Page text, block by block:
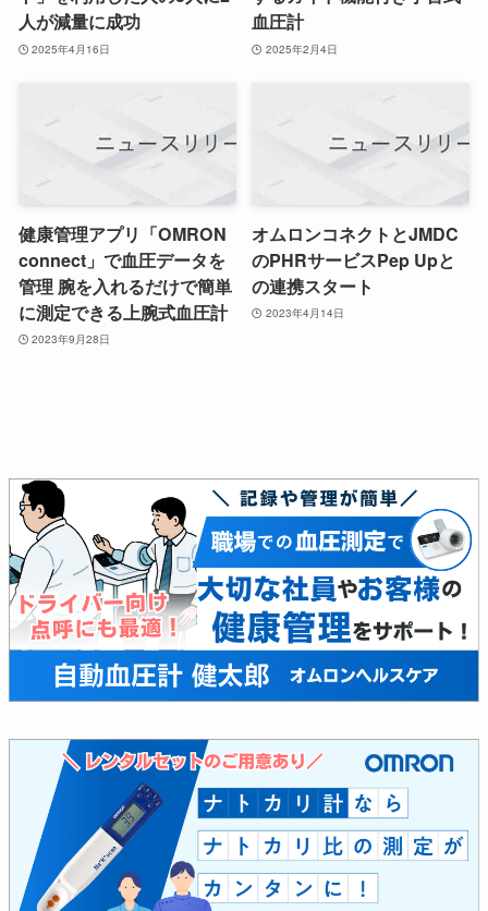
人が減量に成功
2025年4月16日
血圧計
2025年2月4日
健康管理アプリ「OMRON
connect」で血圧データを
管理 腕を入れるだけで簡単
に測定できる上腕式血圧計
2023年9月28日
オムロンコネクトとJMDC
のPHRサービスPep Upと
の連携スタート
2023年4月14日